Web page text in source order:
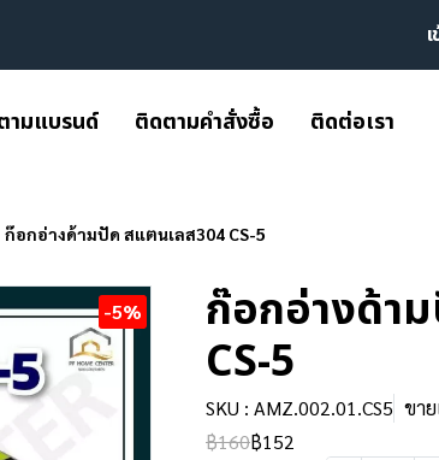
ามแบรนด์ ติดตามคำสั่งซื้อ ติดต่อเรา
ก๊อกอ่างด้ามปัด สแตนเลส304 CS-5
-5% ก๊อกอ่างด้า
CS-5
SKU : AMZ.002.01.CS5 ขา
฿160฿152